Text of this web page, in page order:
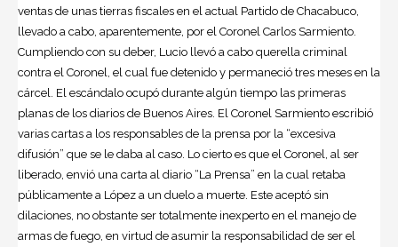
ventas de unas tierras fiscales en el actual Partido de Chacabuco,
llevado a cabo, aparentemente, por el Coronel Carlos Sarmiento.
Cumpliendo con su deber, Lucio llevó a cabo querella criminal
contra el Coronel, el cual fue detenido y permaneció tres meses en la
cárcel. El escándalo ocupó durante algún tiempo las primeras
planas de los diarios de Buenos Aires. El Coronel Sarmiento escribió
varias cartas a los responsables de la prensa por la “excesiva
difusión” que se le daba al caso. Lo cierto es que el Coronel, al ser
liberado, envió una carta al diario “La Prensa” en la cual retaba
públicamente a López a un duelo a muerte. Este aceptó sin
dilaciones, no obstante ser totalmente inexperto en el manejo de
armas de fuego, en virtud de asumir la responsabilidad de ser el